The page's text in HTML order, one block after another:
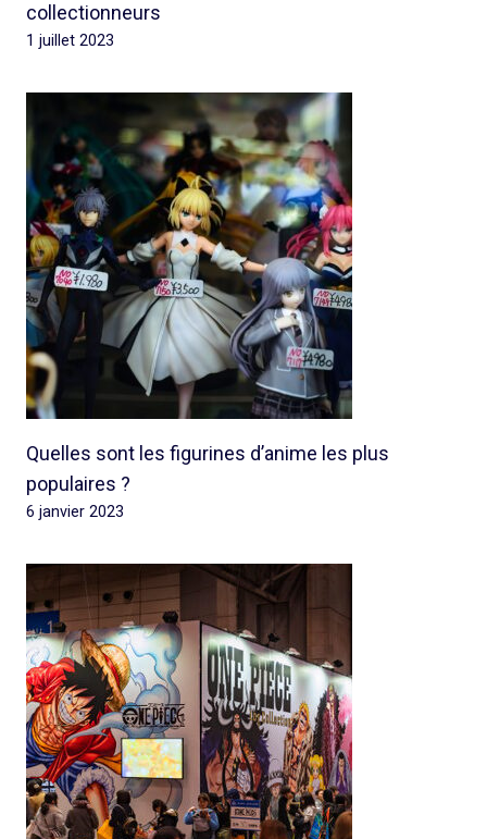
collectionneurs
1 juillet 2023
Quelles sont les figurines d’anime les plus
populaires ?
6 janvier 2023